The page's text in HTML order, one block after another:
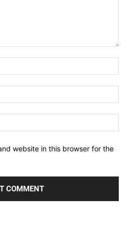
website in this browser for the